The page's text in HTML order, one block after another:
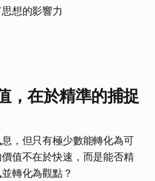
想的影響力
，在於精準的捕捉
，但只有極少數能轉化為可
值不在於快速，而是能否精
轉化為觀點？